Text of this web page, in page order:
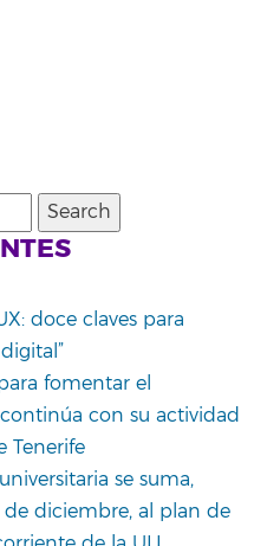
doce claves para
fomentar el
con su actividad
Tenerife
se suma,
diciembre, al plan de